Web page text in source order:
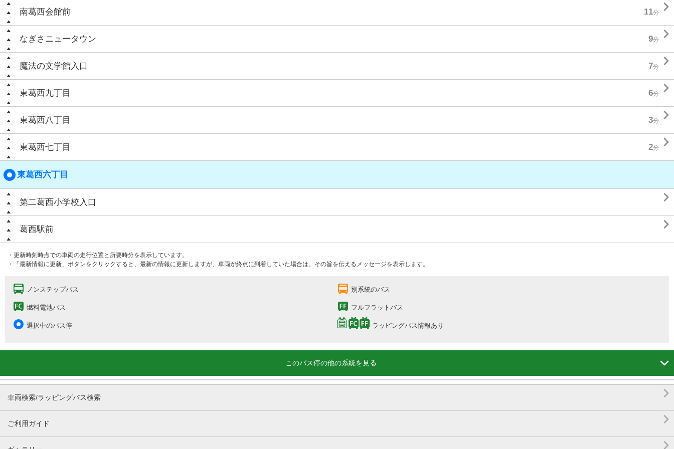
南葛西会館前 11分 
なぎさニュータウン 9分 
魔法の文学館入口 7分 
東葛西九丁目 6分 
東葛西八丁目 3分 
東葛西七丁目 2分 
東葛西六丁目
第二葛西小学校入口 
葛西駅前 
・更新時刻時点での車両の走行位置と所要時分を表示しています。
・「最新情報に更新」ボタンをクリックすると、最新の情報に更新しますが、車両が終点に到着していた場合は、その旨を伝えるメッセージを表示します。
ノンステップバス 別系統のバス
燃料電池バス フルフラットバス
選択中のバス停 ラッピングバス情報あり
このバス停の他の系統を見る 
車両検索/ラッピングバス検索 
ご利用ガイド 